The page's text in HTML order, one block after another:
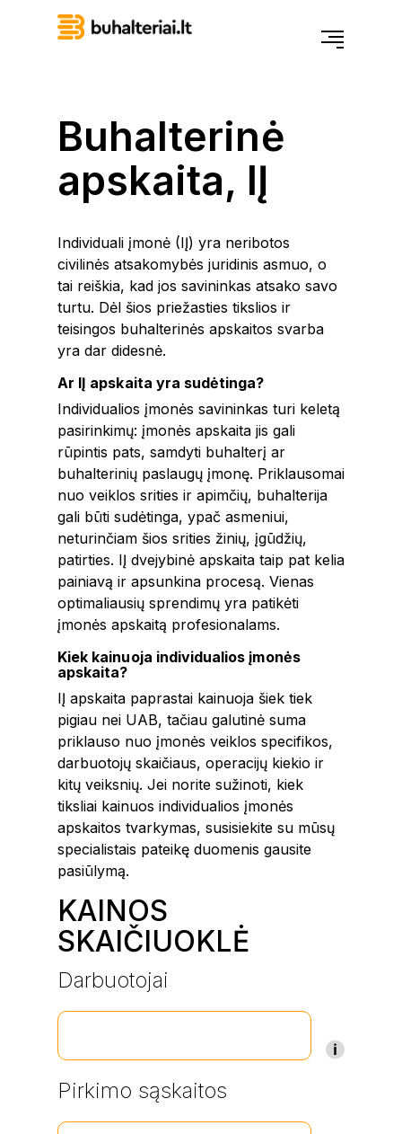
Buhalterinė
apskaita, IĮ
Individuali įmonė (IĮ) yra neribotos
civilinės atsakomybės juridinis asmuo, o
tai reiškia, kad jos savininkas atsako savo
turtu. Dėl šios priežasties tikslios ir
teisingos buhalterinės apskaitos svarba
yra dar didesnė.
Ar IĮ apskaita yra sudėtinga?
Individualios įmonės savininkas turi keletą
pasirinkimų: įmonės apskaita jis gali
rūpintis pats, samdyti buhalterį ar
buhalterinių paslaugų įmonę. Priklausomai
nuo veiklos srities ir apimčių, buhalterija
gali būti sudėtinga, ypač asmeniui,
neturinčiam šios srities žinių, įgūdžių,
patirties. IĮ dvejybinė apskaita taip pat kelia
painiavą ir apsunkina procesą. Vienas
optimaliausių sprendimų yra patikėti
įmonės apskaitą profesionalams.
Kiek kainuoja individualios įmonės
apskaita?
IĮ apskaita paprastai kainuoja šiek tiek
pigiau nei UAB, tačiau galutinė suma
priklauso nuo įmonės veiklos specifikos,
darbuotojų skaičiaus, operacijų kiekio ir
kitų veiksnių. Jei norite sužinoti, kiek
tiksliai kainuos individualios įmonės
apskaitos tvarkymas, susisiekite su mūsų
specialistais pateikę duomenis gausite
pasiūlymą.
KAINOS
SKAIČIUOKLĖ
Darbuotojai
Pirkimo sąskaitos